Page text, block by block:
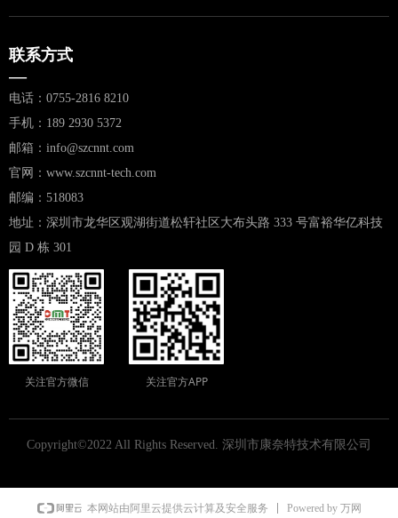
Copyright©2022 All Rights Reserved. 深圳市康奈特技术有限公司
联系方式
—
电话：0755-2816 8210
手机：189 2930 5372
邮箱：info@szcnnt.com
官网：www.szcnnt-tech.com
邮编：518083
地址：深圳市龙华区观湖街道松轩社区大布头路 333 号富裕华亿科技
园 D 栋 301
关注官方微信 关注官方APP
本网站由阿里云提供云计算及安全服务 Powered by 万网